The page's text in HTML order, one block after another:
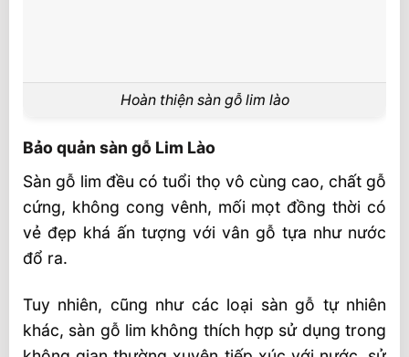
Hoàn thiện sàn gỗ lim lào
Bảo quản sàn gỗ Lim Lào
Sàn gỗ lim đều có tuổi thọ vô cùng cao, chất gỗ
cứng, không cong vênh, mối mọt đồng thời có
vẻ đẹp khá ấn tượng với vân gỗ tựa như nước
đổ ra.
Tuy nhiên, cũng như các loại sàn gỗ tự nhiên
khác, sàn gỗ lim không thích hợp sử dụng trong